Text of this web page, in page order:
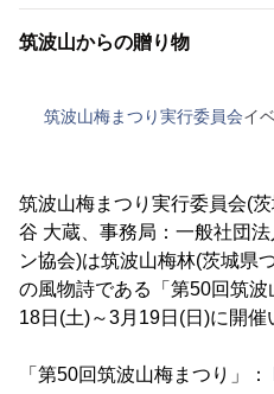
筑波山からの贈り物
筑波山梅まつり実行委員会イ
筑波山梅まつり実行委員会(
谷 大蔵、事務局：一般社団
ン協会)は筑波山梅林(茨城県
の風物詩である「第50回筑
18日(土)～3月19日(日)に開催
「第50回筑波山梅まつり」：